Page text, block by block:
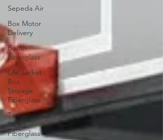
Sepeda Air
Box Motor
Delivery
Booth
Fiberglass
Life Jacket
Box
Storage
Fiberglass
Tangki
Panel
Fiberglass